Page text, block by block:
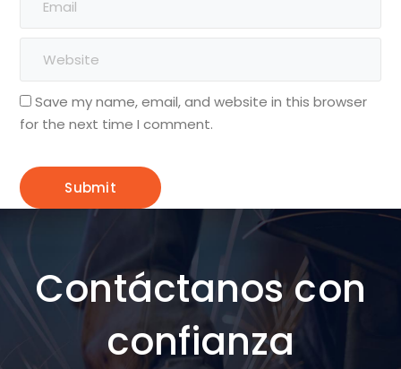
Save my name, email, and website in this browser
for the next time I comment.
Contáctanos con
confianza